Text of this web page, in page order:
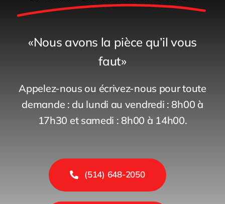
«Nous avons la pièce qu’il vous
faut»
Appelez-nous ou écrivez-nous pour toute
demande : du lundi au vendredi : 8h00 à
17h30 et samedi : 8h00 à 14h00.
(514) 648-2050